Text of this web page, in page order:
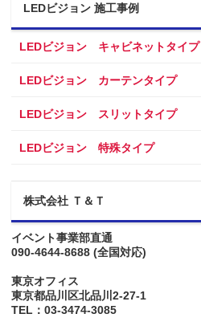
LEDビジョン 施工事例
LEDビジョン キャビネットタイプ
LEDビジョン カーテンタイプ
LEDビジョン スリットタイプ
LEDビジョン 特殊タイプ
株式会社 Ｔ＆Ｔ
イベント事業部直通
090-4644-8688 (全国対応)
東京オフィス
東京都品川区北品川2-27-1
TEL：03-3474-3085